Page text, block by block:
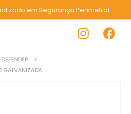
em Segurança Perimetral
GALVANIZADA